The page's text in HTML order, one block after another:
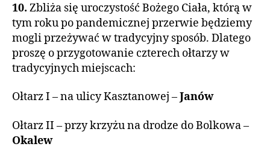
10. Zbliża się uroczystość Bożego Ciała, którą w
tym roku po pandemicznej przerwie będziemy
mogli przeżywać w tradycyjny sposób. Dlatego
proszę o przygotowanie czterech ołtarzy w
tradycyjnych miejscach:
Ołtarz I – na ulicy Kasztanowej –Janów
Ołtarz II – przy krzyżu na drodze do Bolkowa –
Okalew